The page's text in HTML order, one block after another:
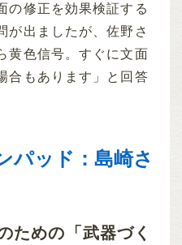
の修正を効果検証する
が出ましたが、佐野さ
黄色信号。すぐに文面
合もあります」と回答
パッド：島崎さ
ための「武器づく